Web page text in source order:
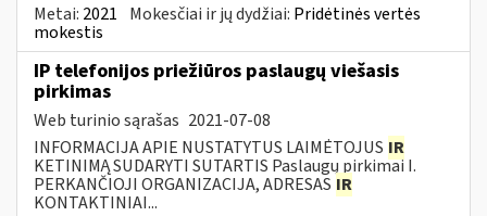
Metai: 2021 Mokesčiai ir jų dydžiai: Pridėtinės vertės
mokestis
IP telefonijos priežiūros paslaugų viešasis
pirkimas
Web turinio sąrašas 2021-07-08
INFORMACIJA APIE NUSTATYTUS LAIMĖTOJUS IR
KETINIMĄ SUDARYTI SUTARTIS Paslaugų pirkimai I.
PERKANČIOJI ORGANIZACIJA, ADRESAS IR
KONTAKTINIAI...